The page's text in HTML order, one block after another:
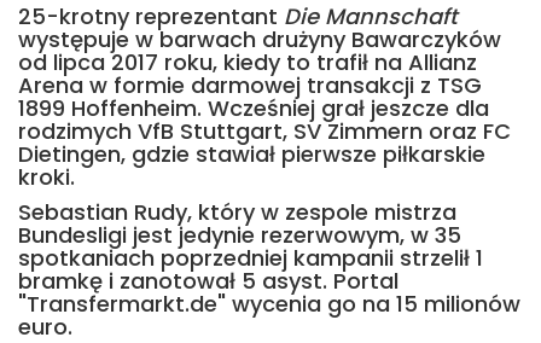
25-krotny reprezentant Die Mannschaft
występuje w barwach drużyny Bawarczyków
od lipca 2017 roku, kiedy to trafił na Allianz
Arena w formie darmowej transakcji z TSG
1899 Hoffenheim. Wcześniej grał jeszcze dla
rodzimych VfB Stuttgart, SV Zimmern oraz FC
Dietingen, gdzie stawiał pierwsze piłkarskie
kroki.
Sebastian Rudy, który w zespole mistrza
Bundesligi jest jedynie rezerwowym, w 35
spotkaniach poprzedniej kampanii strzelił 1
bramkę i zanotował 5 asyst. Portal
"Transfermarkt.de" wycenia go na 15 milionów
euro.